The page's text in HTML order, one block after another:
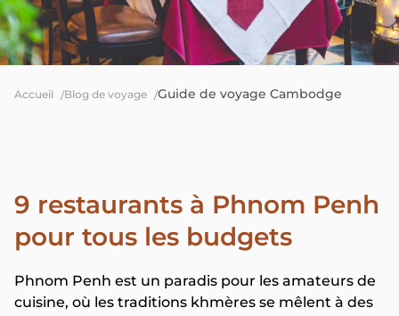
Accueil Blog de voyage Guide de voyage Cambodge
9 restaurants à Phnom Penh
pour tous les budgets
Phnom Penh est un paradis pour les amateurs de
cuisine, où les traditions khmères se mêlent à des